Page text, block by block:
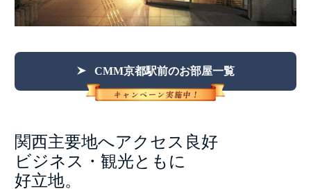
CMM京都駅前のお部屋一覧
関西主要地へアクセス良好
ビジネス・観光ともに
好立地。